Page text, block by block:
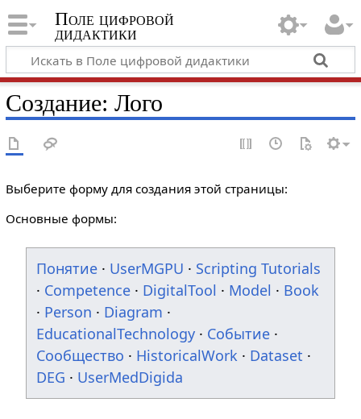
Поле цифровой
дидактики
Создание: Лого
Выберите форму для создания этой страницы:
Основные формы:
Понятие · UserMGPU · Scripting Tutorials
· Competence · DigitalTool · Model · Book
· Person · Diagram ·
EducationalTechnology · Событие ·
Сообщество · HistoricalWork · Dataset ·
DEG · UserMedDigida